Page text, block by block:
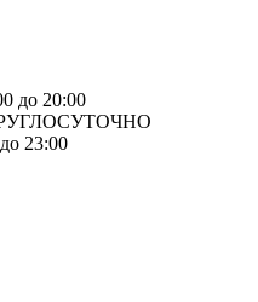
до 20:00
23:00